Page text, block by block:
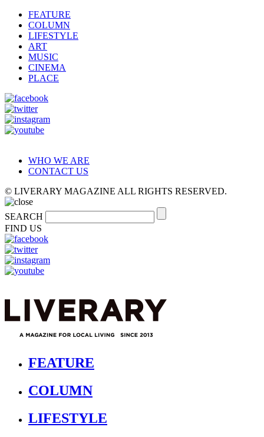
FEATURE
COLUMN
LIFESTYLE
ART
MUSIC
CINEMA
PLACE
WHO WE ARE
CONTACT US
© LIVERARY MAGAZINE ALL RIGHTS RESERVED.
SEARCH
FIND US
FEATURE
COLUMN
LIFESTYLE